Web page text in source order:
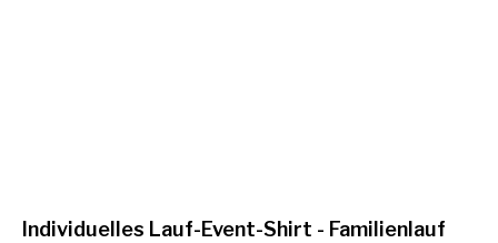
Individuelles Lauf-Event-Shirt - Familienlauf